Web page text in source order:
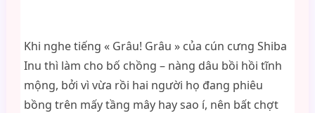
Khi nghe tiếng « Grâu! Grâu » của cún cưng Shiba
Inu thì làm cho bố chồng – nàng dâu bồi hồi tĩnh
mộng, bởi vì vừa rồi hai người họ đang phiêu
bồng trên mấy tầng mây hay sao í, nên bất chợt